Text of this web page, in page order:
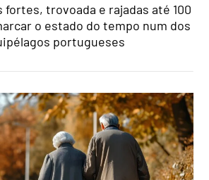
fortes, trovoada e rajadas até 100
o estado do tempo num dos
portugueses